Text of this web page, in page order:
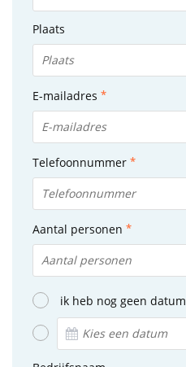
Plaats
E-mailadres
Telefoonnummer
Aantal personen
ik heb nog geen datum